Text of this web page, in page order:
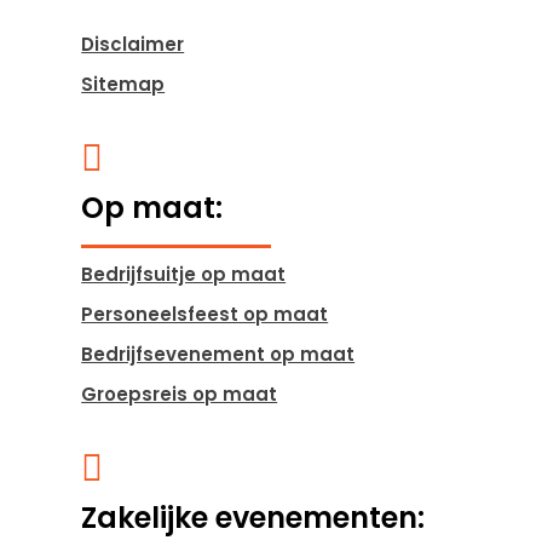
Disclaimer
Sitemap

Op maat:
Bedrijfsuitje op maat
Personeelsfeest op maat
Bedrijfsevenement op maat
Groepsreis op maat

Zakelijke evenementen: